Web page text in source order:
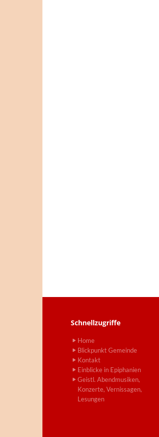
Schnellzugriffe
Home
Blickpunkt Gemeinde
Kontakt
Einblicke in Epiphanien
Geistl. Abendmusiken,
Konzerte, Vernissagen,
Lesungen